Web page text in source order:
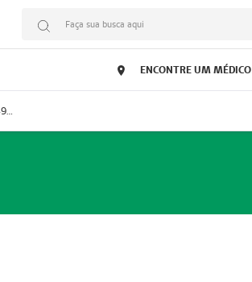
Faça sua busca aqui
ENCONTRE UM MÉDICO
Prestador: Vipmed Clínica Geral Ltda, 51004349-0 (Nome Fantasia: Policlínica Master)